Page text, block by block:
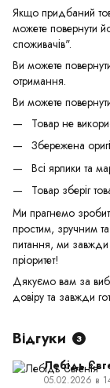
Якщо придбаний
можете повернути
споживачів".
Ви можете
отримання.
Ви можете
Товар не
Збережена
Всі ярлики та
Товар зберіг
Ми прагнемо
простим, зручним
питання, ми завжди
пріоритет!
Дякуємо вам за
довіру та завжди
Відгуки 3
Лебідь
05.02.2026 в